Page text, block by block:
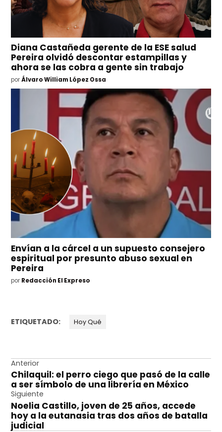
Diana Castañeda gerente de la ESE salud
Pereira olvidó descontar estampillas y
ahora se las cobra a gente sin trabajo
por Álvaro William López Ossa
Envían a la cárcel a un supuesto consejero
espiritual por presunto abuso sexual en
Pereira
por Redacción El Expreso
ETIQUETADO: Hoy Qué
Navegación
de
entradas
Anterior
Chilaquil: el perro ciego que pasó de la calle
a ser símbolo de una librería en México
Siguiente
Noelia Castillo, joven de 25 años, accede
hoy a la eutanasia tras dos años de batalla
judicial